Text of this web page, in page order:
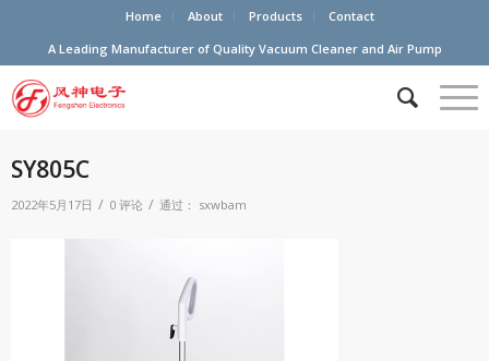
Home About Products
Contact
A Leading Manufacturer of Quality Vacuum Cleaner and Air Pump
SY805C
2022年5月17日 / 0 评论 / 通过： sxwbam